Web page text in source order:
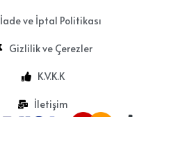
İade ve İptal Politikası
Gizlilik ve Çerezler
K.V.K.K
İletişim